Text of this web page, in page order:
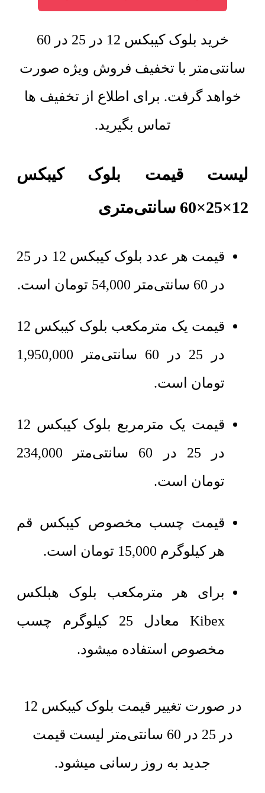
خرید بلوک کیبکس 12 در 25 در 60
سانتی‌متر با تخفیف فروش ویژه صورت
خواهد گرفت. برای اطلاع از تخفیف ها
تماس بگیرید.
لیست قیمت بلوک کیبکس
12×25×60 سانتی‌متری
قیمت هر عدد بلوک کیبکس 12 در 25
در 60 سانتی‌متر
54,000 تومان است.
قیمت یک مترمکعب بلوک کیبکس 12
در 25 در 60 سانتی‌متر 1,950,000
تومان است.
قیمت یک مترمربع بلوک کیبکس 12
در 25 در 60 سانتی‌متر 234,000
تومان است.
قیمت چسب مخصوص کیبکس قم
هر کیلوگرم 15,000 تومان است.
برای هر مترمکعب بلوک هبلکس
Kibex معادل 25 کیلوگرم چسب
مخصوص استفاده میشود.
در صورت تغییر قیمت بلوک کیبکس 12
در 25 در 60 سانتی‌متر لیست قیمت
جدید به روز رسانی میشود.